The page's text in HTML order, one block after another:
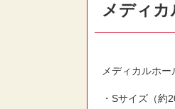
メディ
メディカルホ
・Sサイズ（約